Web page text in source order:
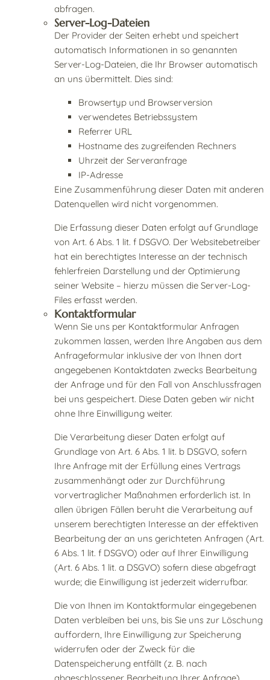
abfragen.
Server-Log-Dateien
Der Provider der Seiten erhebt und speichert
automatisch Informationen in so genannten
Server-Log-Dateien, die Ihr Browser automatisch
an uns übermittelt. Dies sind:
Browsertyp und Browserversion
verwendetes Betriebssystem
Referrer URL
Hostname des zugreifenden Rechners
Uhrzeit der Serveranfrage
IP-Adresse
Eine Zusammenführung dieser Daten mit anderen
Datenquellen wird nicht vorgenommen.
Die Erfassung dieser Daten erfolgt auf Grundlage
von Art. 6 Abs. 1 lit. f DSGVO. Der Websitebetreiber
hat ein berechtigtes Interesse an der technisch
fehlerfreien Darstellung und der Optimierung
seiner Website – hierzu müssen die Server-Log-
Files erfasst werden.
Kontaktformular
Wenn Sie uns per Kontaktformular Anfragen
zukommen lassen, werden Ihre Angaben aus dem
Anfrageformular inklusive der von Ihnen dort
angegebenen Kontaktdaten zwecks Bearbeitung
der Anfrage und für den Fall von Anschlussfragen
bei uns gespeichert. Diese Daten geben wir nicht
ohne Ihre Einwilligung weiter.
Die Verarbeitung dieser Daten erfolgt auf
Grundlage von Art. 6 Abs. 1 lit. b DSGVO, sofern
Ihre Anfrage mit der Erfüllung eines Vertrags
zusammenhängt oder zur Durchführung
vorvertraglicher Maßnahmen erforderlich ist. In
allen übrigen Fällen beruht die Verarbeitung auf
unserem berechtigten Interesse an der effektiven
Bearbeitung der an uns gerichteten Anfragen (Art.
6 Abs. 1 lit. f DSGVO) oder auf Ihrer Einwilligung
(Art. 6 Abs. 1 lit. a DSGVO) sofern diese abgefragt
wurde; die Einwilligung ist jederzeit widerrufbar.
Die von Ihnen im Kontaktformular eingegebenen
Daten verbleiben bei uns, bis Sie uns zur Löschung
auffordern, Ihre Einwilligung zur Speicherung
widerrufen oder der Zweck für die
Datenspeicherung entfällt (z. B. nach